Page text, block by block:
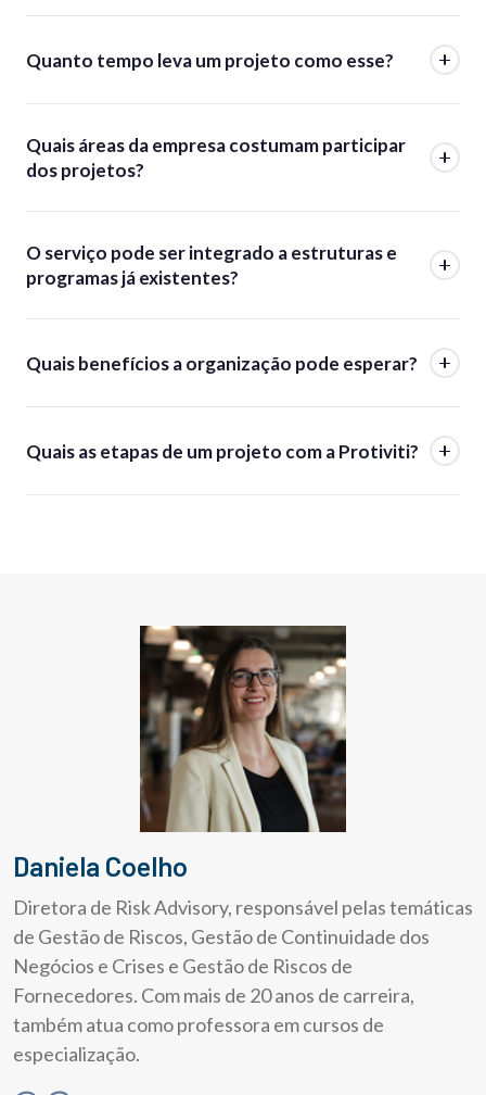
Quanto tempo leva um projeto como esse?
Quais áreas da empresa costumam participar
dos projetos?
O serviço pode ser integrado a estruturas e
programas já existentes?
Quais benefícios a organização pode esperar?
Quais as etapas de um projeto com a Protiviti?
Daniela Coelho
Diretora de Risk Advisory, responsável pelas temáticas
de Gestão de Riscos, Gestão de Continuidade dos
Negócios e Crises e Gestão de Riscos de
Fornecedores. Com mais de 20 anos de carreira,
também atua como professora em cursos de
especialização.